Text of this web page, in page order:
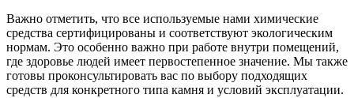
Важно отметить, что все используемые нами химические
средства сертифицированы и соответствуют экологическим
нормам. Это особенно важно при работе внутри помещений,
где здоровье людей имеет первостепенное значение. Мы также
готовы проконсультировать вас по выбору подходящих
средств для конкретного типа камня и условий эксплуатации.